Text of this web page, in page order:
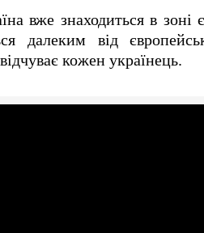
вже знаходиться в зоні
далеким від
кожен українець.